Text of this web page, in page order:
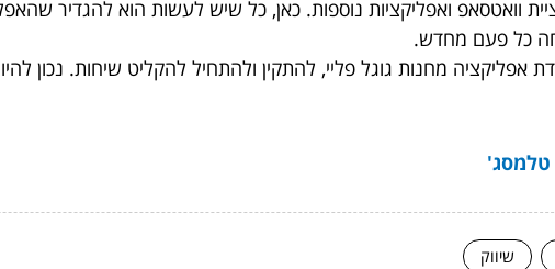
וואטסאפ ואפליקציות נוספות. כאן, כל שיש לעשות הוא להגדיר
כל פעם מחדש.
אפליקציה מחנות גוגל פליי, להתקין ולהתחיל להקליט שיחות. נכון
טלמסג'
שיווק